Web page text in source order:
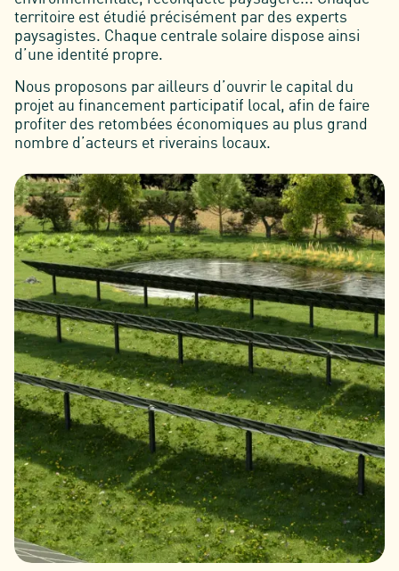
territoire est étudié précisément par des experts
paysagistes. Chaque centrale solaire dispose ainsi
d’une identité propre.
Nous proposons par ailleurs d’ouvrir le capital du
projet au financement participatif local, afin de faire
profiter des retombées économiques au plus grand
nombre d’acteurs et riverains locaux.